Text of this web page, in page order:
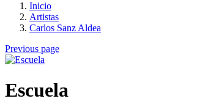
Inicio
Artistas
Carlos Sanz Aldea
Previous page
Escuela